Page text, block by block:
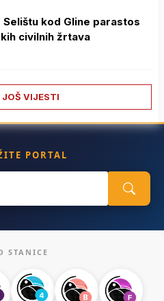
Selištu kod Gline parastos
civilnih žrtava
JOŠ VIJESTI
PORTAL
STANICE